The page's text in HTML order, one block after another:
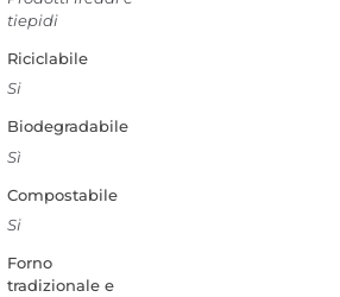
tiepidi
Riciclabile
Si
Biodegradabile
Sì
Compostabile
Si
Forno
tradizionale e